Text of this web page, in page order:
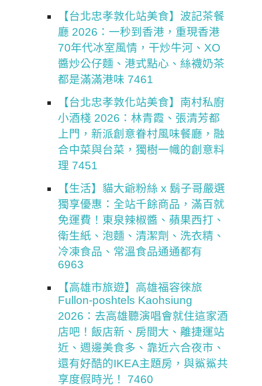
【台北忠孝敦化站美食】波記茶餐
廳 2026：一秒到香港，重現香港
70年代冰室風情，干炒牛河、XO
醬炒公仔麵、港式點心、絲襪奶茶
都是滿滿港味 7461
【台北忠孝敦化站美食】南村私廚
小酒棧 2026：林青霞、張清芳都
上門，新派創意眷村風味餐廳，融
合中菜與台菜，獨樹一幟的創意料
理 7451
【生活】貓大爺粉絲 x 鬍子哥嚴選
獨享優惠：全站千餘商品，滿百就
免運費！東泉辣椒醬、蘋果西打、
衛生紙、泡麵、清潔劑、洗衣精、
冷凍食品、常溫食品通通都有
6963
【高雄市旅遊】高雄福容徠旅
Fullon-poshtels Kaohsiung
2026：去高雄聽演唱會就住這家酒
店吧！飯店新、房間大、離捷運站
近、週邊美食多、靠近六合夜市、
還有好酷的IKEA主題房，與鯊鯊共
享度假時光！ 7460